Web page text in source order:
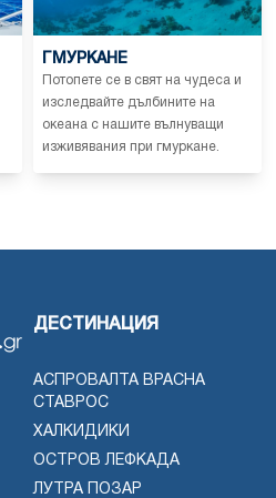
ГМУРКАНЕ
Потопете се в свят на чудеса и
изследвайте дълбините на
океана с нашите вълнуващи
изживявания при гмуркане.
ДЕСТИНАЦИЯ
АСПРОВАЛТА ВРАСНА
СТАВРОС
ХАЛКИДИКИ
ОСТРОВ ЛЕФКАДА
ЛУТРА ПОЗАР